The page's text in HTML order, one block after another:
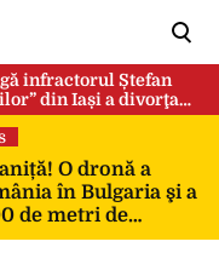
infractorul Ștefan
din Iași a divorţat
O dronă a
în Bulgaria şi a
de metri de